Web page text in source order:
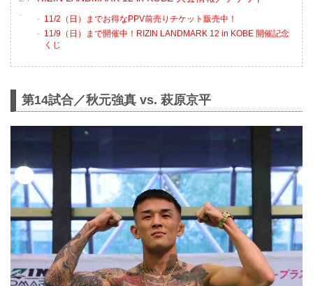
11/2（日）までお得なPPV前売りチケット販売中！
11/9（日）まで開催中！RIZIN LANDMARK 12 in KOBE 開催記念
くじ
第14試合／秋元強真 vs. 萩原京平